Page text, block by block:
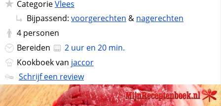
CategorieVlees
Bijpassend: voorgerechten & nagerechten
4 personen
Bereiden
2 uur en 20 min.
Kookboek van jaccor
Schrijf een review